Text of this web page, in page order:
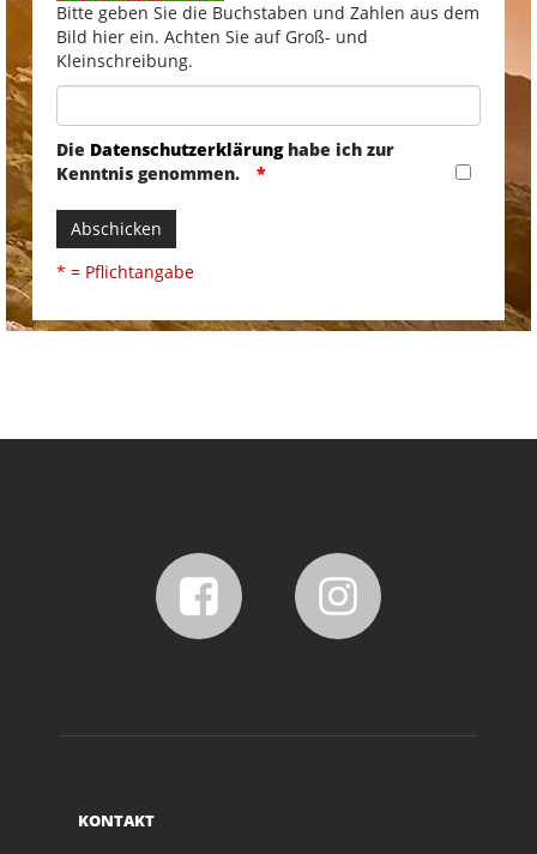
Bitte geben Sie die Buchstaben und Zahlen aus dem
Bild hier ein. Achten Sie auf Groß- und
Kleinschreibung.
Die Datenschutzerklärunghabe ich zur
Kenntnis genommen.
Abschicken
* = Pflichtangabe
KONTAKT